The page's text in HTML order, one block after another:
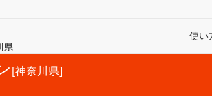
県
使い
[神奈川県]